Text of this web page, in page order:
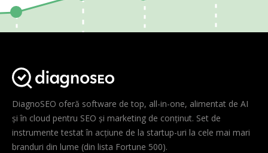
DiagnoSEO oferă software de top, all-in-one, alimentat de AI
și în cloud pentru SEO și marketing de conținut. Set de
instrumente testat în acțiune de la startup-uri la cele mai mari
branduri din lume (din lista Fortune 500).